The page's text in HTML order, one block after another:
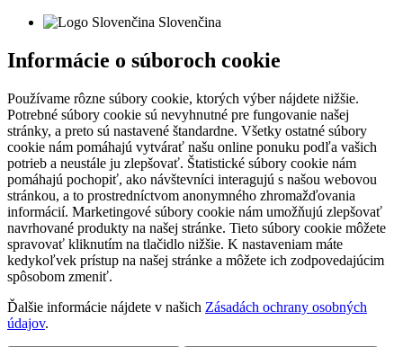
Slovenčina
Informácie o súboroch cookie
Používame rôzne súbory cookie, ktorých výber nájdete nižšie.
Potrebné súbory cookie sú nevyhnutné pre fungovanie našej
stránky, a preto sú nastavené štandardne. Všetky ostatné súbory
cookie nám pomáhajú vytvárať našu online ponuku podľa vašich
potrieb a neustále ju zlepšovať. Štatistické súbory cookie nám
pomáhajú pochopiť, ako návštevníci interagujú s našou webovou
stránkou, a to prostredníctvom anonymného zhromažďovania
informácií. Marketingové súbory cookie nám umožňujú zlepšovať
navrhované produkty na našej stránke. Tieto súbory cookie môžete
spravovať kliknutím na tlačidlo nižšie. K nastaveniam máte
kedykoľvek prístup na našej stránke a môžete ich zodpovedajúcim
spôsobom zmeniť.
Ďalšie informácie nájdete v našich Zásadách ochrany osobných
údajov.